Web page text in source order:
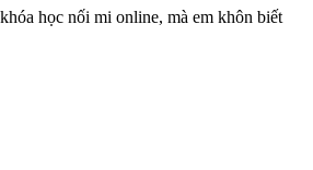
học nối mi online, mà em khôn biết